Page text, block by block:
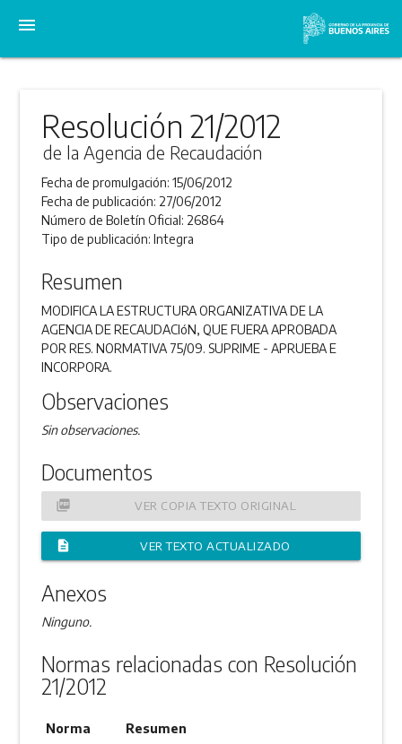
menu
Resolución 21/2012
de la Agencia de Recaudación
Fecha de promulgación:15/06/2012
Fecha de publicación: 27/06/2012
Número de Boletín Oficial: 26864
Tipo de publicación:Integra
Resumen
MODIFICA LA ESTRUCTURA ORGANIZATIVA DE LA
AGENCIA DE RECAUDACIóN, QUE FUERA APROBADA
POR RES. NORMATIVA 75/09. SUPRIME - APRUEBA E
INCORPORA.
Observaciones
Sin observaciones.
Documentos
picture_as_pdf VER COPIA TEXTO ORIGINAL
description VER TEXTO ACTUALIZADO
Anexos
Ninguno.
Normas relacionadas con Resolución
21/2012
Norma Resumen